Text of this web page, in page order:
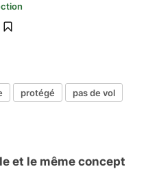
protégé
pas de vol
et le même concept